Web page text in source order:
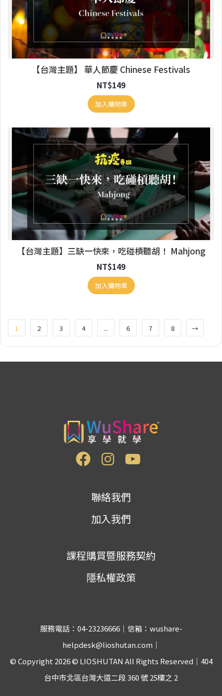
【台灣主題】 華人節慶 Chinese Festivals
NT$149
加入購物車
【台灣主題】三缺一快來，吃碰槓聽胡！ Mahjong
NT$149
加入購物車
1 2 3 4 ... 6 7 8 →
聯絡我們
加入我們
課程購買暨服務契約
隱私權政策
服務電話：04-23236666｜信箱：wushare-
helpdesk@lioshutan.com｜
© Copyright 2026 © LIOSHUTAN All Rights Reserved｜404
台中市北區台灣大道二段 360 號 25樓之 2